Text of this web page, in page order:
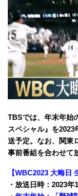
TBSでは、年末年始
スペシャル』を2023
送予定。なお、関東
事前番組を合わせて
【WBC2023 大晦日
・放送日時：2023